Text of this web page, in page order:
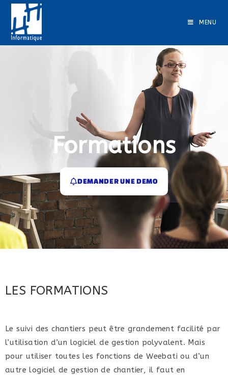
MENU
Formations
DEMANDER UNE DEMO
LES FORMATIONS
Le suivi des chantiers peut être grandement facilité par
l’utilisation d’un logiciel de gestion polyvalent. Mais
pour utiliser toutes les fonctions de Weebati ou d’un
autre logiciel de gestion de chantier, il faut en